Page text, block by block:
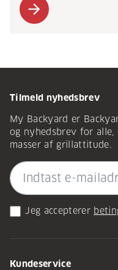
arrow_forward
Tilmeld nyhedsbrev
My Backyard er
og nyhedsbrev for alle,
masser af grillattitude.
Jeg accepterer
Kundeservice